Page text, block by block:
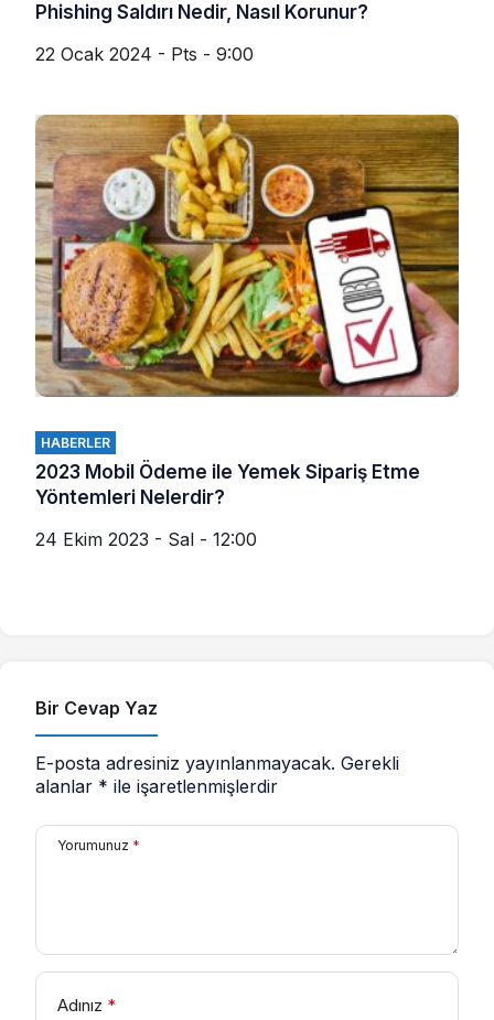
Phishing Saldırı Nedir, Nasıl Korunur?
22 Ocak 2024 - Pts - 9:00
HABERLER
2023 Mobil Ödeme ile Yemek Sipariş Etme
Yöntemleri Nelerdir?
24 Ekim 2023 - Sal - 12:00
Bir Cevap Yaz
E-posta adresiniz yayınlanmayacak. Gerekli
alanlar * ile işaretlenmişlerdir
Yorumunuz *
Adınız *